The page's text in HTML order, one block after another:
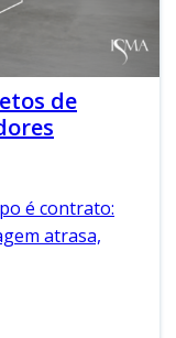
de
é contrato:
atrasa,